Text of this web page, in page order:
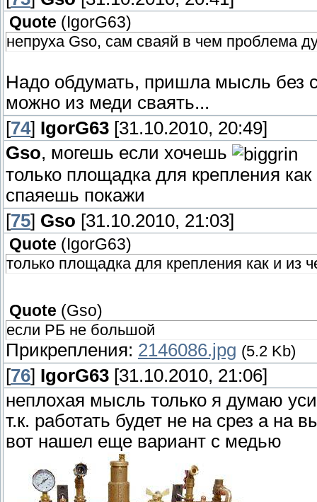
Quote ( IgorG63)
непруха Gso, сам сваяй в чем проблема
Надо обдумать, пришла мысль без
можно из меди сваять...
[74] IgorG63 [31.10.2010, 20:49]
Gso, могешь если хочешь
только площадка для крепления как
спаяешь покажи
[75] Gso [31.10.2010, 21:03]
Quote ( IgorG63)
только площадка для крепления как и из
Quote (Gso)
если РБ не большой
Прикрепления: 2146086.jpg (5.2 Kb)
[76] IgorG63 [31.10.2010, 21:06]
неплохая мысль только я думаю
т.к. работать будет не на срез а на
вот нашел еще вариант с медью